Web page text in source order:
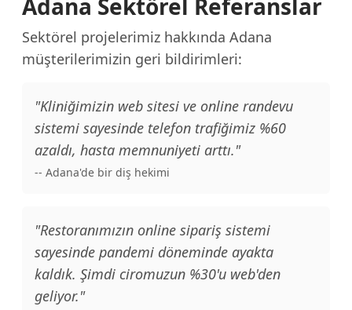
Adana Sektörel Referanslar
Sektörel projelerimiz hakkında Adana
müşterilerimizin geri bildirimleri:
"Kliniğimizin web sitesi ve online randevu
sistemi sayesinde telefon trafiğimiz %60
azaldı, hasta memnuniyeti arttı."
-- Adana'de bir diş hekimi
"Restoranımızın online sipariş sistemi
sayesinde pandemi döneminde ayakta
kaldık. Şimdi ciromuzun %30'u web'den
geliyor."